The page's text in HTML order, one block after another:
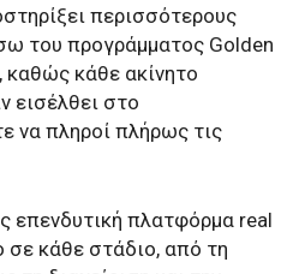
περισσότερους
του προγράμματος Golden
καθώς κάθε ακίνητο
εισέλθει στο
να πληροί πλήρως τις
επενδυτική πλατφόρμα real
σε κάθε στάδιο, από τη